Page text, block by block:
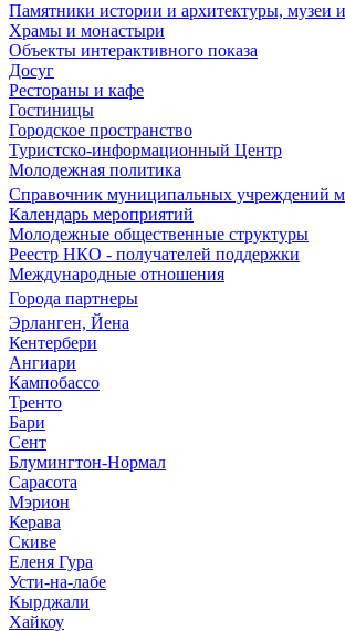
Памятники истории и архитектуры, музеи
Храмы и монастыри
Объекты интерактивного показа
Досуг
Рестораны и кафе
Гостиницы
Городское пространство
Туристско-информационный Центр
Молодежная политика
Справочник муниципальных учреждений
Календарь мероприятий
Молодежные общественные структуры
Реестр НКО - получателей поддержки
Международные отношения
Города партнеры
Эрланген, Йена
Кентербери
Ангиари
Кампобассо
Тренто
Бари
Сент
Блумингтон-Нормал
Сарасота
Мэрион
Керава
Скиве
Еленя Гура
Усти-на-лабе
Кырджали
Хайкоу